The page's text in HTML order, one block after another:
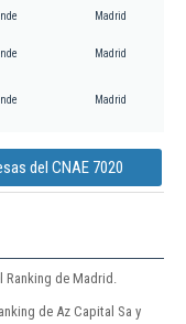
Madrid
Madrid
Madrid
del CNAE 7020
Ranking de Madrid.
de Az Capital Sa y